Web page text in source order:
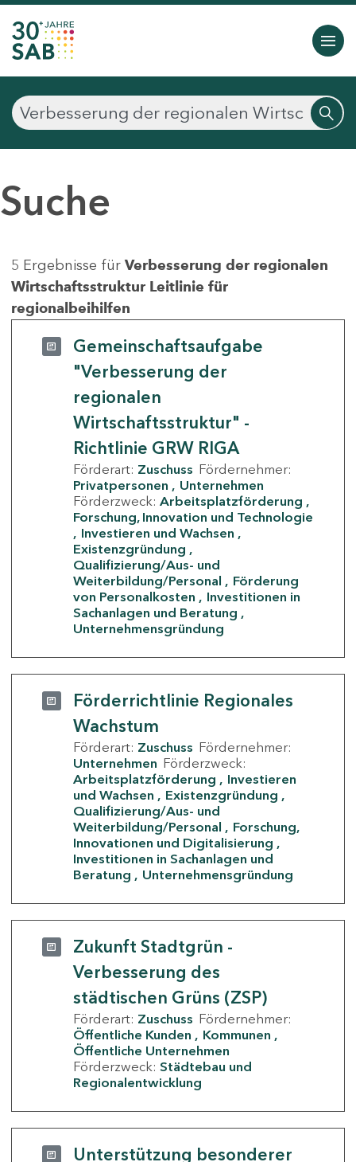
Suche
5 Ergebnisse für Verbesserung der regionalen
Wirtschaftsstruktur Leitlinie für
regionalbeihilfen
Gemeinschaftsaufgabe
"Verbesserung der
regionalen
Wirtschaftsstruktur" -
Richtlinie GRW RIGA
Förderart: Zuschuss Fördernehmer:
Privatpersonen
Unternehmen
Förderzweck: Arbeitsplatzförderung
Forschung, Innovation und Technologie
Investieren und Wachsen
Existenzgründung
Qualifizierung/Aus- und
Weiterbildung/Personal
Förderung
von Personalkosten
Investitionen in
Sachanlagen und Beratung
Unternehmensgründung
Förderrichtlinie Regionales
Wachstum
Förderart: Zuschuss Fördernehmer:
Unternehmen Förderzweck:
Arbeitsplatzförderung
Investieren
und Wachsen
Existenzgründung
Qualifizierung/Aus- und
Weiterbildung/Personal
Forschung,
Innovationen und Digitalisierung
Investitionen in Sachanlagen und
Beratung
Unternehmensgründung
Zukunft Stadtgrün -
Verbesserung des
städtischen Grüns (ZSP)
Förderart: Zuschuss Fördernehmer:
Öffentliche Kunden
Kommunen
Öffentliche Unternehmen
Förderzweck: Städtebau und
Regionalentwicklung
Unterstützung besonderer